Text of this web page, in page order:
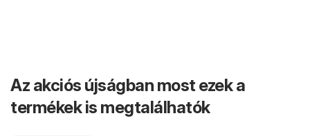
Az akciós újságban most ezek a
termékek is megtalálhatók